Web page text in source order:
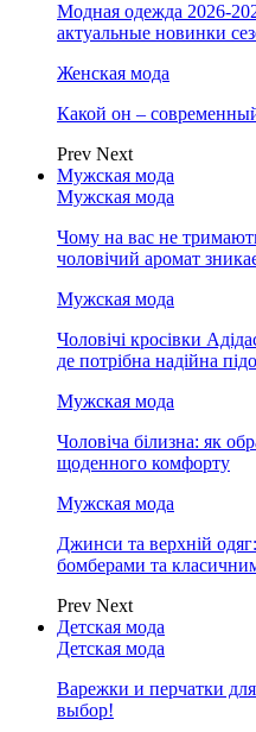
Модная одежда 2026-
актуальные новинки
Женская мода
Какой он –
Prev Next
Мужская мода
Мужская мода
Чому на вас не
чоловічий аромат
Мужская мода
Чоловічі кросівки
де потрібна надійна
Мужская мода
Чоловіча білизна: як
щоденного комфорту
Мужская мода
Джинси та верхній
бомберами та
Prev Next
Детская мода
Детская мода
Варежки и перчатки
выбор!